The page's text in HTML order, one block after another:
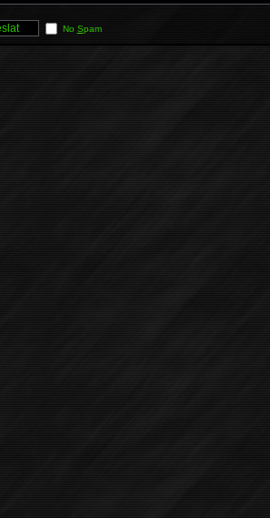
No Spam